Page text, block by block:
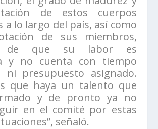
de estos cuerpos
a lo largo del país, así como
de sus miembros,
de que su labor es
y no cuenta con tiempo
ni presupuesto asignado.
que haya un talento que
y de pronto ya no
en el comité por estas
señaló.